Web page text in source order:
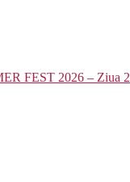
FEST 2026 – Ziua 2